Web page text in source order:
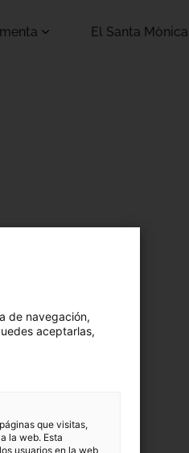
El Santa Mònica
de navegación,
aceptarlas,
que visitas,
la web. Esta
usuarios en la web